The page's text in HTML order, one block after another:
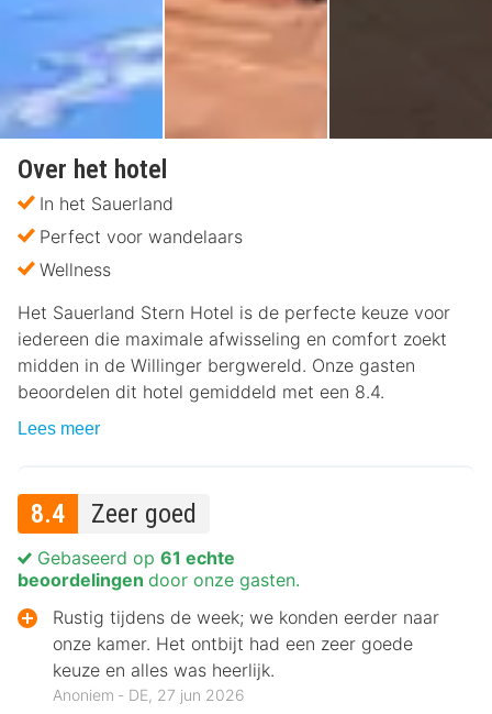
Over het hotel
In het Sauerland
Perfect voor wandelaars
Wellness
Het Sauerland Stern Hotel is de perfecte keuze voor
iedereen die maximale afwisseling en comfort zoekt
midden in de Willinger bergwereld. Onze gasten
beoordelen dit hotel gemiddeld met een 8.4.
Lees meer
8.4 Zeer goed
Gebaseerd op 61 echte
beoordelingen door onze gasten.
Rustig tijdens de week; we konden eerder naar
onze kamer. Het ontbijt had een zeer goede
keuze en alles was heerlijk.
Anoniem ‐ DE, 27 jun 2026